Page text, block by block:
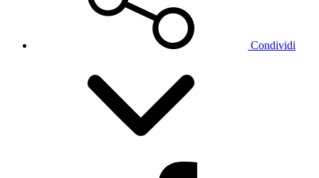
Condividi